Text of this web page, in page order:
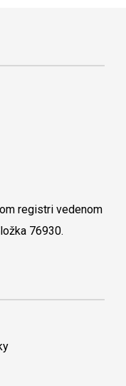
registri vedenom
76930.